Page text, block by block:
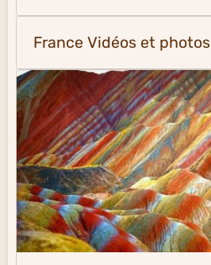
France Vidéos et photos